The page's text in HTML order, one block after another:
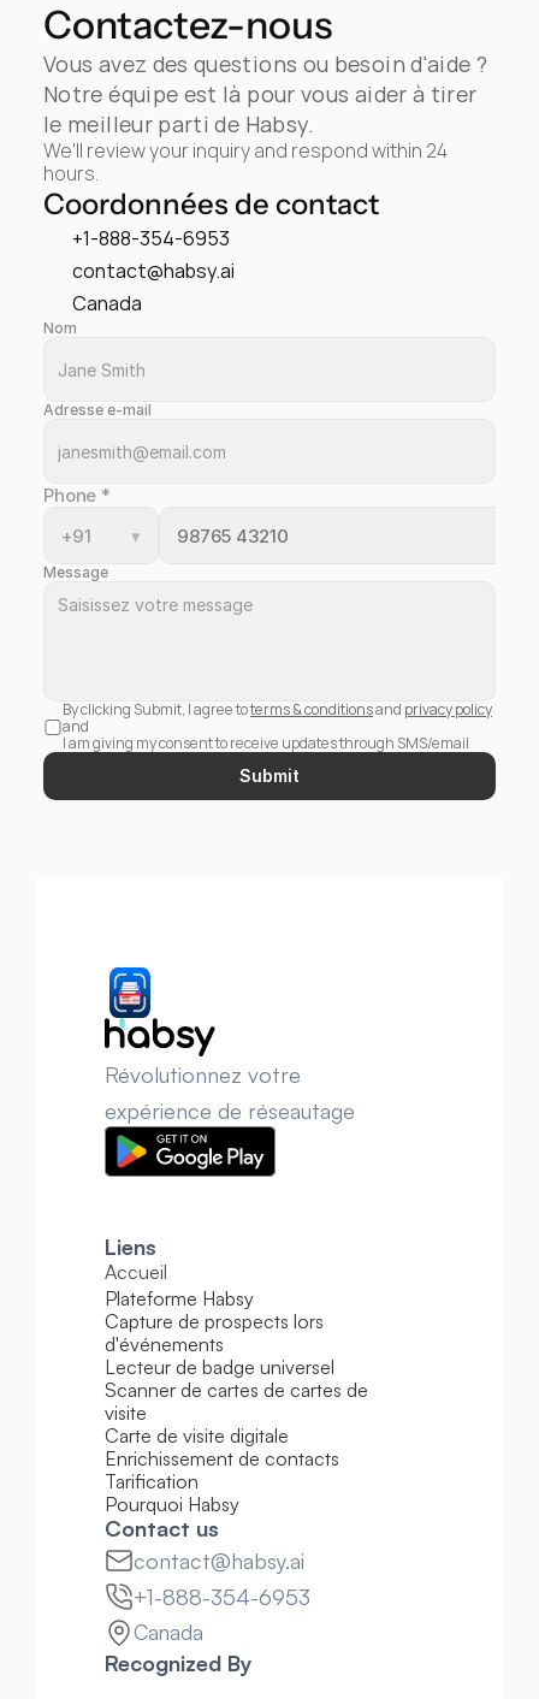
Contactez-nous
Vous avez des questions ou besoin d'aide ?
Notre équipe est là pour vous aider à tirer
le meilleur parti de Habsy.
We'll review your inquiry and respond within 24
hours.
Coordonnées de contact
+1-888-354-6953
contact@habsy.ai
Canada
Nom
Adresse e-mail
Phone *
+91
▾
Message
By clicking Submit, I agree to terms & conditions and privacy policy
and
I am giving my consent to receive updates through SMS/email
Submit
Révolutionnez votre
expérience de réseautage
Liens
Accueil
Plateforme Habsy
Capture de prospects lors
d'événements
Lecteur de badge universel
Scanner de cartes de cartes de
visite
Carte de visite digitale
Enrichissement de contacts
Tarification
Pourquoi Habsy
Contact us
contact@habsy.ai
+1-888-354-6953
Canada
Recognized By